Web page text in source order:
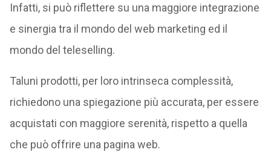
Infatti, si può riflettere su una maggiore integrazione
e sinergia tra il mondo del web marketing ed il
mondo del teleselling.
Taluni prodotti, per loro intrinseca complessità,
richiedono una spiegazione più accurata, per essere
acquistati con maggiore serenità, rispetto a quella
che può offrire una pagina web.